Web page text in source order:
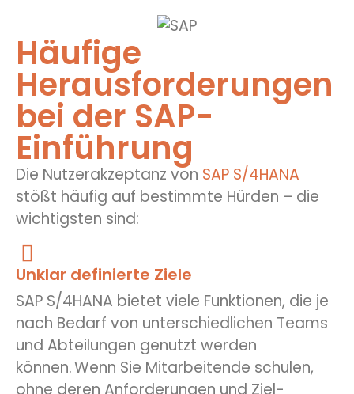
Häufige
Herausforderungen
bei der SAP-
Einführung
Die Nutzerakzeptanz von SAP S/4HANA
stößt häufig auf bestimmte Hürden – die
wichtigsten sind:
Unklar definierte Ziele
SAP S/4HANA bietet viele Funktionen, die je
nach Bedarf von unterschiedlichen Teams
und Abteilungen genutzt werden
können. Wenn Sie Mitarbeitende schulen,
ohne deren Anforderungen und Ziel-